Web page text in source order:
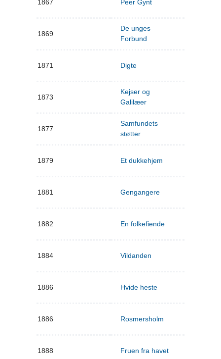
1867 Peer Gynt
1869
De unges
Forbund
1871 Digte
1873
Kejser og
Galilæer
1877
Samfundets
støtter
1879 Et dukkehjem
1881 Gengangere
1882 En folkefiende
1884 Vildanden
1886 Hvide heste
1886 Rosmersholm
1888 Fruen fra havet